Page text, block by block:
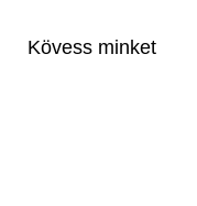
Kövess minket